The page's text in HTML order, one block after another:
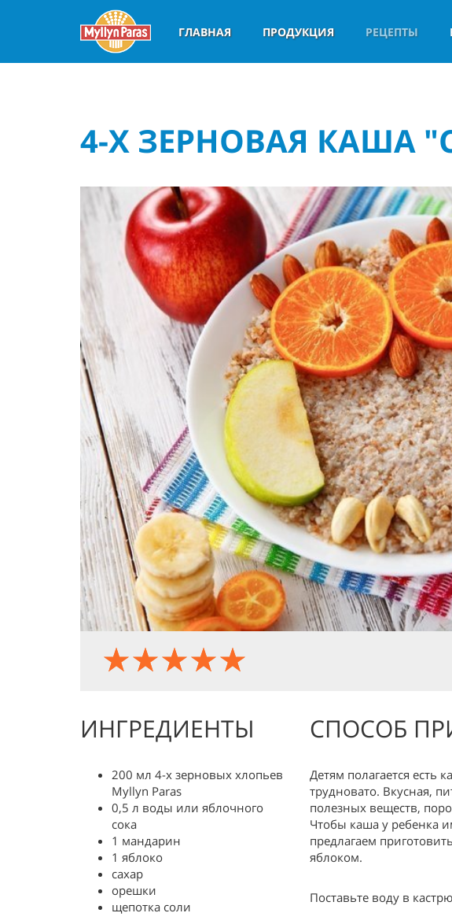
ГЛАВНАЯ ПРОДУКЦИЯ РЕЦЕПТЫ
4-Х ЗЕРНОВАЯ КАША
ИНГРЕДИЕНТЫ
200 мл 4-х зерновых хлопьев
Myllyn Paras
0,5 л воды или яблочного
сока
1 мандарин
1 яблоко
сахар
орешки
щепотка соли
СПОСОБ
Детям полагается есть
трудновато. Вкусная,
полезных веществ,
Чтобы каша у ребенка
предлагаем
яблоком.
Поставьте воду в